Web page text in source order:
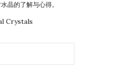
晶的了解与心得。